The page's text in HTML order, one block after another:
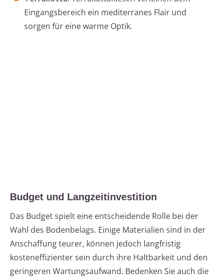
Eingangsbereich ein mediterranes Flair und
sorgen für eine warme Optik.
Budget und Langzeitinvestition
Das Budget spielt eine entscheidende Rolle bei der
Wahl des Bodenbelags. Einige Materialien sind in der
Anschaffung teurer, können jedoch langfristig
kosteneffizienter sein durch ihre Haltbarkeit und den
geringeren Wartungsaufwand. Bedenken Sie auch die